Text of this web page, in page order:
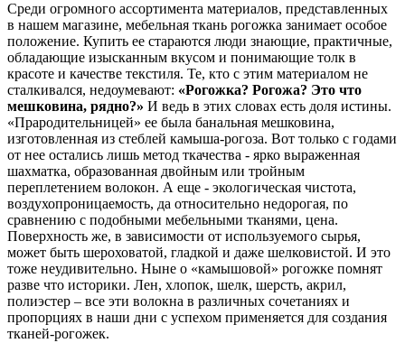
Среди огромного ассортимента материалов, представленных
в нашем магазине, мебельная ткань рогожка занимает особое
положение. Купить ее стараются люди знающие, практичные,
обладающие изысканным вкусом и понимающие толк в
красоте и качестве текстиля. Те, кто с этим материалом не
сталкивался, недоумевают: «Рогожка? Рогожа? Это что
мешковина, рядно?» И ведь в этих словах есть доля истины.
«Прародительницей» ее была банальная мешковина,
изготовленная из стеблей камыша-рогоза. Вот только с годами
от нее остались лишь метод ткачества - ярко выраженная
шахматка, образованная двойным или тройным
переплетением волокон. А еще - экологическая чистота,
воздухопроницаемость, да относительно недорогая, по
сравнению с подобными мебельными тканями, цена.
Поверхность же, в зависимости от используемого сырья,
может быть шероховатой, гладкой и даже шелковистой. И это
тоже неудивительно. Ныне о «камышовой» рогожке помнят
разве что историки. Лен, хлопок, шелк, шерсть, акрил,
полиэстер – все эти волокна в различных сочетаниях и
пропорциях в наши дни с успехом применяется для создания
тканей-рогожек.